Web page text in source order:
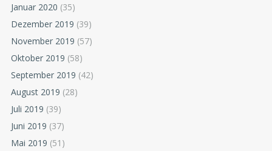
Januar 2020 (35)
Dezember 2019 (39)
November 2019 (57)
Oktober 2019 (58)
September 2019 (42)
August 2019 (28)
Juli 2019 (39)
Juni 2019 (37)
Mai 2019 (51)